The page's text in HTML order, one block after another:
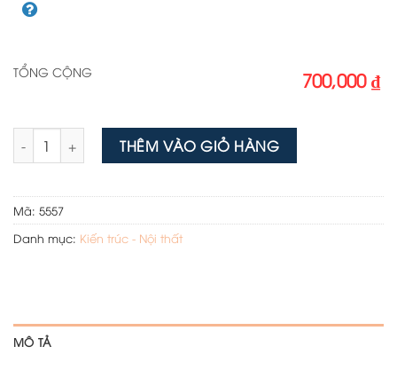
TỔNG CỘNG 700,000 ₫
Mẫu web nội thất sang số lượng
THÊM VÀO GIỎ HÀNG
Mã: 5557
Danh mục: Kiến trúc - Nội thất
MÔ TẢ